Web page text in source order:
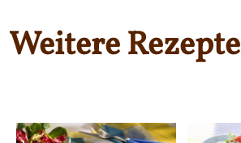
Weitere Rezepte